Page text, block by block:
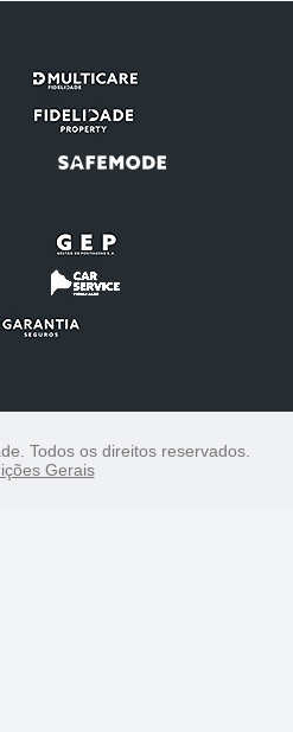
Todos os direitos reservados.
Gerais